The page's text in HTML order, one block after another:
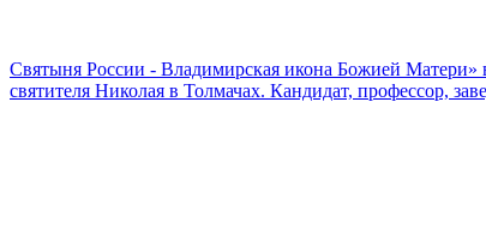
Cвятыня России - Владимирская икона Божией
святителя Николая в Толмачах. Кандидат, профессор,